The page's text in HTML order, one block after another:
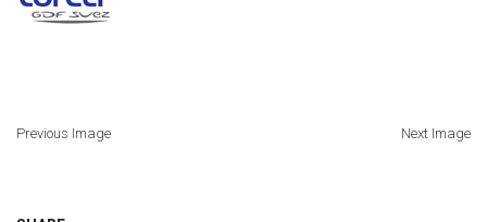
Previous Image Next Image